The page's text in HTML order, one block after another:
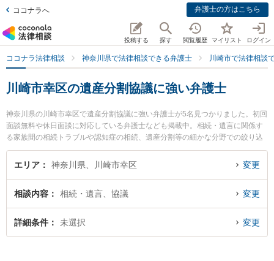
ココナラへ 弁護士の方はこちら
投稿する 探す 閲覧履歴 マイリスト ログイン
ココナラ法律相談 神奈川県で法律相談できる弁護士 川崎市で法律相談
川崎市幸区の遺産分割協議に強い弁護士
神奈川県の川崎市幸区で遺産分割協議に強い弁護士が5名見つかりました。初回
面談無料や休日面談に対応している弁護士なども掲載中。相続・遺言に関係す
る家族間の相続トラブルや認知症の相続、遺産分割等の細かな分野での絞り込
み検索もでき便利です。特に東京スタートアップ法律事務所 川崎支店の小林 望
海弁護士や佐藤恵太法律事務所の佐藤 恵太弁護士、恵富総合法律事務所の小川
士に相談したい』『遺産分割協議のトラブル解決の実績豊富な近くの弁護士を
検索したい』『初回相談無料で遺産分割協議を法律相談できる川崎市幸区内の
弁護士に相談予約したい』などでお困りの相談者さんにおすすめです。
エリア 神奈川県、川崎市幸区 変更
相談内容 相続・遺言、協議 変更
詳細条件 未選択 変更